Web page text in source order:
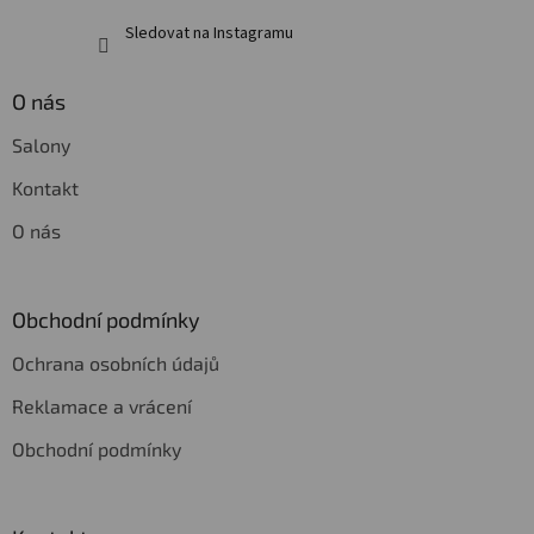
Sledovat na Instagramu
O nás
Salony
Kontakt
O nás
Obchodní podmínky
Ochrana osobních údajů
Reklamace a vrácení
Obchodní podmínky